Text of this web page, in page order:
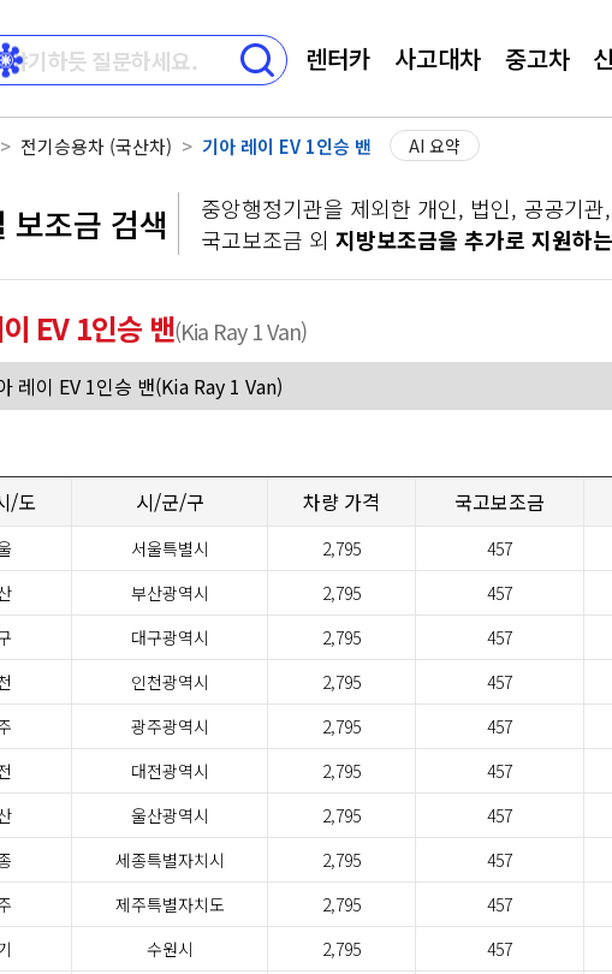
렌터카 사고대차 중고차
전기승용차 (국산차) 기아 레이 EV 1인승 밴 AI 요약
보조금 검색
중앙행정기관을 제외한 개인, 법인, 공공기
국고보조금 외 지방보조금을 추가로 지원하
EV 1인승 밴(Kia Ray 1 Van)
/도 시/군/구 차량 가격 국고보조금
서울특별시 2,795 457
부산광역시 2,795 457
대구광역시 2,795 457
인천광역시 2,795 457
광주광역시 2,795 457
대전광역시 2,795 457
울산광역시 2,795 457
세종특별자치시 2,795 457
제주특별자치도 2,795 457
수원시 2,795 457